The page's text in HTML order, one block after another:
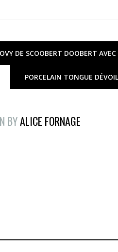
DE SCOOBERT DOOBERT
PORCELAIN TONGUE
BYALICE FORNAGE